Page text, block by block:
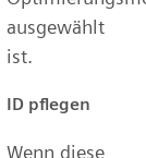
ausgewählt
ist.
ID pflegen
Wenn diese